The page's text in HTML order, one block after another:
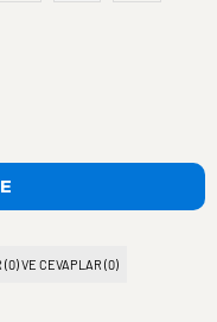
(0) VE CEVAPLAR (0)